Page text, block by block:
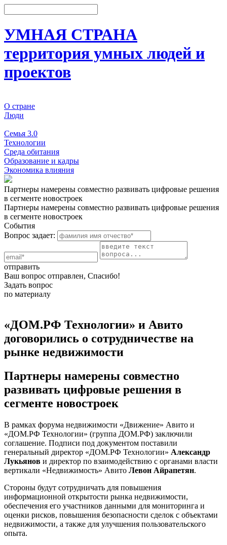
УМНАЯ СТРАНА
территория умных людей и
проектов
О стране
Люди
Семья 3.0
Технологии
Среда обитания
Образование и кадры
Экономика влияния
Партнеры намерены совместно развивать цифровые решения
в сегменте новостроек
Партнеры намерены совместно развивать цифровые решения
в сегменте новостроек
События
Вопрос задает:
отправить
Ваш вопрос отправлен, Спасибо!
Задать вопрос
по материалу
«ДОМ.РФ Технологии» и Авито
договорились о сотрудничестве на
рынке недвижимости
Партнеры намерены совместно
развивать цифровые решения в
сегменте новостроек
В рамках форума недвижимости «Движение» Авито и
«ДОМ.РФ Технологии» (группа ДОМ.РФ) заключили
соглашение. Подписи под документом поставили
генеральный директор «ДОМ.РФ Технологии» Александр
Лукьянов и директор по взаимодействию с органами власти
вертикали «Недвижимость» Авито Левон Айрапетян.
Стороны будут сотрудничать для повышения
информационной открытости рынка недвижимости,
обеспечения его участников данными для мониторинга и
оценки рисков, повышения безопасности сделок с объектами
недвижимости, а также для улучшения пользовательского
опыта.